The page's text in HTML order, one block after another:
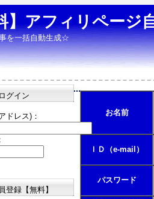
】アフィリページ
を一括自動生成☆
お名前
ＩＤ（e-mail）
パスワード
ログイン
ドレス)：
登録【無料】